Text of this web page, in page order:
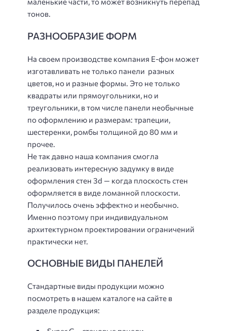
тонов.
РАЗНООБРАЗИЕ ФОРМ
На своем производстве компания Е-фон может
изготавливать не только панели разных
цветов, но и разные формы. Это не только
квадраты или прямоугольники, но и
треугольники, в том числе панели необычные
по оформлению и размерам: трапеции,
шестеренки, ромбы толщиной до 80 мм и
прочее.
Не так давно наша компания смогла
реализовать интересную задумку в виде
оформления стен 3d — когда плоскость стен
оформляется в виде ломанной плоскости.
Получилось очень эффектно и необычно.
Именно поэтому при индивидуальном
архитектурном проектировании ограничений
практически нет.
ОСНОВНЫЕ ВИДЫ ПАНЕЛЕЙ
Стандартные виды продукции можно
посмотреть в нашем каталоге на сайте в
разделе продукция: